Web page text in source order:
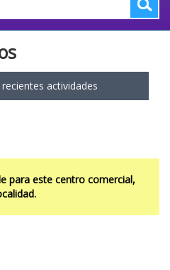
actividades
para este centro comercial,